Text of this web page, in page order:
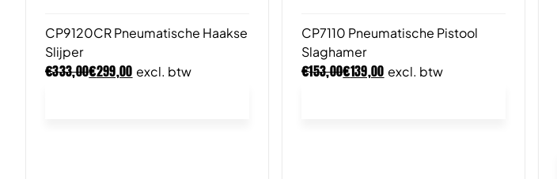
CP9120CR Pneumatische Haakse
Slijper
€333,00€299,00 excl. btw
CP7110 Pneumatische Pistool
Slaghamer
€153,00€139,00 excl. btw